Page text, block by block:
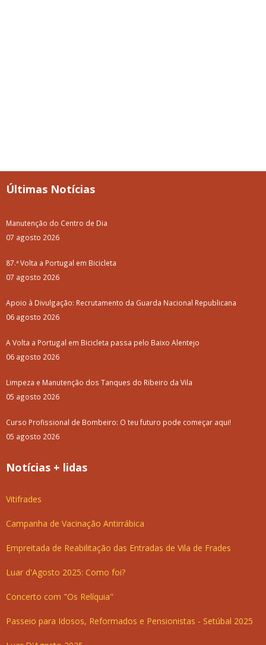
Últimas Notícias
Manutenção do Centro de Dia
07 agosto 2026
87.ª Volta a Portugal em Bicicleta
07 agosto 2026
Apoio à Divulgação: Recrutamento da Guarda Nacional Republicana
06 agosto 2026
A Volta a Portugal em Bicicleta passa pelo Baixo Alentejo
06 agosto 2026
Limpeza e Manutenção dos Tanques do Ribeiro da Vila
05 agosto 2026
Curso Profissional de Bombeiro: O teu futuro pode começar aqui!
05 agosto 2026
Notícias + lidas
Vitifrades
Campanha de Vacinação Antirrábica
Empreitada de Reabilitação das Entradas de Vila de Frades
Luar d'Agosto 2025: Como foi?
Concerto com "Os Relíquia"
Passeio para Idosos, Reformados e Pensionistas - Setúbal 2025